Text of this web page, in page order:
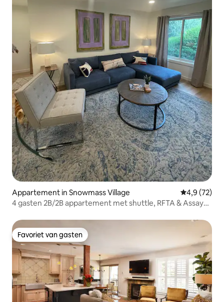
Appartement in Snowmass Village
4,9 (72)
4 gasten 2B/2B appartement met shuttle, RFTA & Assay
Favoriet van gasten
Favoriet van gasten